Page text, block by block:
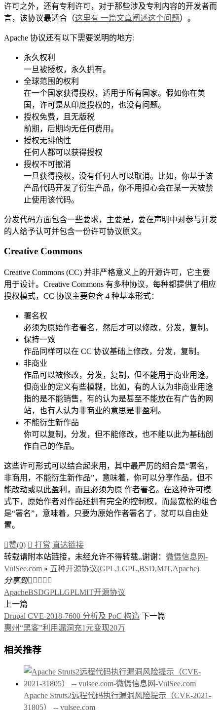
许可之外，还有专利许可，对于那些涉及专利内容的开发者而
言，该协议最适合（这里有 一篇文章阐述这个问题）。
Apache 协议还有以下需要说明的地方:
永久权利
一旦被授权，永久拥有。
全球范围的权利
在一个国家获得授权，适用于所有国家。假如你在美
国，许可是从印度授权的，也没有问题。
授权免费，且无版税
前期，后期均无任何费用。
授权无排他性
任何人都可以获得授权
授权不可撤消
一旦获得授权，没有任何人可以取消。比如，你基于该
产品代码开发了衍生产品，你不用担心会在某一天被禁
止使用该代码。
分发代码方面包含一些要求，主要是，要在声明中对参与开发
的人给予认可并包含一份许可协议原文。
Creative Commons
Creative Commons (CC) 并非严格意义上的开源许可，它主要
用于设计。Creative Commons 有多种协议，每种都提供了相应
授权模式，CC 协议主要包含 4 种基本形式：
署名权
必须为原始作者署名，然后才可以修改，分发，复制。
保持一致
作品同样可以在 CC 协议基础上修改，分发，复制。
非商业
作品可以被修改，分发，复制，但不能用于商业用途。
但商业的定义有些模糊，比如，有的人认为非商业用途
指的是不能销售，有的认为是甚至不能放在有广告的网
站，也有人认为非商业的意思是非盈利。
不能衍生新作品
你可以复制，分发，但不能修改，也不能以此为基础创
作自己的作品。
这些许可形式可以结合起来用，其中最严厉的组合是“署名，
非商用，不能衍生新作品”，意味着，你可以分享作品，但不
能改动或以此盈利，而且必须为原 作者署名。在这种许可模
式下，原始作者对作品还拥有完全的控制权，而最宽松的组合
是“署名”，意味着，只要为原始作者署名了，就可以自由处
置。
赞(0)  打赏 直达链接
转载请附本站链接，未经允许不得转载,,谢谢： 微慑信息网-
VulSee.com » 五种开源协议(GPL,LGPL,BSD,MIT,Apache)
分享到    
ApacheBSDGPLLGPLMIT开源协议
上一篇
Drupal CVE-2018-7600 分析及 PoC 构造 下一篇
惠州“黑客”利用漏洞充1元变现20万
相关推荐
Apache Struts2远程代码执行漏洞风险提示（CVE-2021-
31805） -- vulsee.com